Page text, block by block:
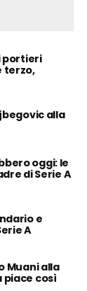
portieri
terzo,
alla
oggi: le
di Serie A
e
A
Muani alla
piace così